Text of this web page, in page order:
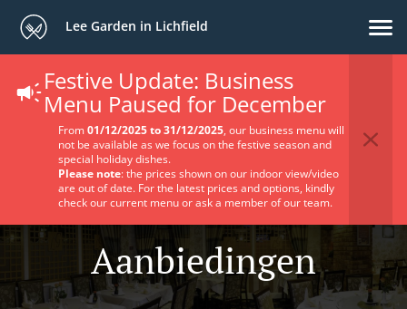
Lee Garden in Lichfield
Festive Update: Business
Menu Paused for December
From01/12/2025 to 31/12/2025, our business menu will
not be available as we focus on the festive season and
special holiday dishes.
Please note: the prices shown on our indoor view/video
are out of date. For the latest prices and options, kindly
check our current menu or ask a member of our team.
Aanbiedingen